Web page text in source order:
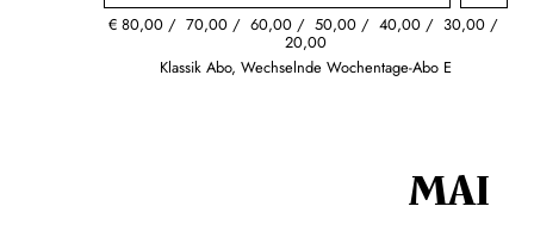
€80,00 70,00 60,00 50,00 40,00 30,00
20,00
Klassik Abo, Wechselnde Wochentage-Abo E
MAI